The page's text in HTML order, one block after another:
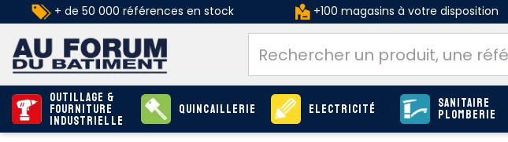
+ de 50 000 références en stock +100 magasins à votre disposition
Outillage &
Fourniture
industrielle
Quincaillerie Electricité Sanitaire
Plomberie